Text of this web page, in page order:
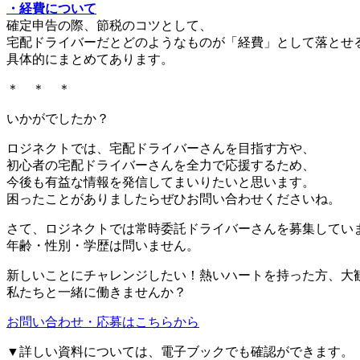
・経費について
確定申告の際、節税のコツとして、
宅配ドライバーだとどのようなものが「経費」として落とせ
具体的にまとめてあります。
＊ ＊ ＊
いかがでしたか？
ロジネクトでは、宅配ドライバーさんを目指す方や、
初心者の宅配ドライバーさんを全力で応援するため、
今後も有益な情報を発信してまいりたいと思います。
困ったことがありましたらぜひお問い合わせくださいね。
さて、ロジネクトでは常時委託ドライバーさんを募集してい
年齢・性別・学歴は問いません。
新しいことにチャレンジしたい！熱いハートを持った方、大
私たちと一緒に働きませんか？
お問い合わせ・応募はこちらから
▼詳しい資料については、電子ブックでも確認ができます。